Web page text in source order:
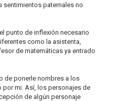
sentimientos paternales no
punto de inflexión necesario
como la asistenta,
de matemáticas ya entrado
de ponerle nombres a los
por mi. Así, los personajes de
de algún personaje